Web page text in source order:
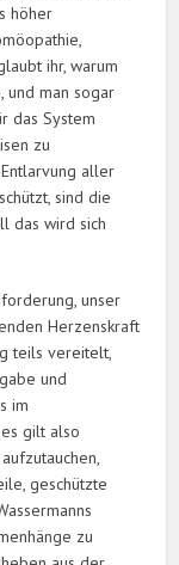
höher
ihr, warum
man sogar
das System
zu
aller
sind die
das wird sich
unser
Herzenskraft
teils vereitelt,
und
im
gilt also
geschützte
zu